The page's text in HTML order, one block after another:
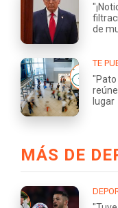
de
TE
"Pato
lugar
MÁS DE